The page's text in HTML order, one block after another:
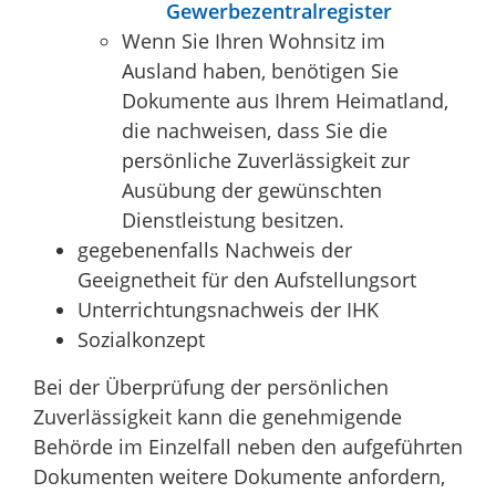
Gewerbezentralregister
Wenn Sie Ihren Wohnsitz im
Ausland haben, benötigen Sie
Dokumente aus Ihrem Heimatland,
die nachweisen, dass Sie die
persönliche Zuverlässigkeit zur
Ausübung der gewünschten
Dienstleistung besitzen.
gegebenenfalls Nachweis der
Geeignetheit für den Aufstellungsort
Unterrichtungsnachweis der IHK
Sozialkonzept
Bei der Überprüfung der persönlichen
Zuverlässigkeit kann die genehmigende
Behörde im Einzelfall neben den aufgeführten
Dokumenten weitere Dokumente anfordern,